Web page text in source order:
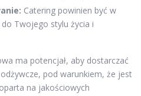
Catering powinien być w
Twojego stylu życia i
ma potencjał, aby dostarczać
pod warunkiem, że jest
na jakościowych